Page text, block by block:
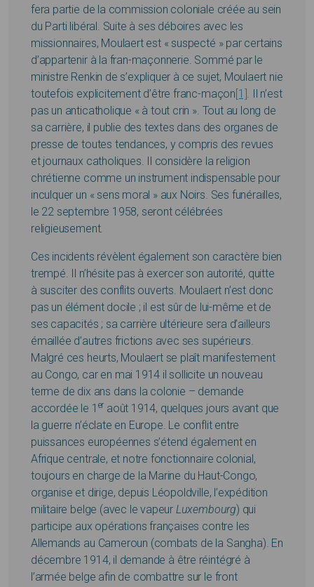
fera partie de la commission coloniale créée au sein
du Parti libéral. Suite à ses déboires avec les
missionnaires, Moulaert est « suspecté » par certains
d’appartenir à la fran-maçonnerie. Sommé par le
ministre Renkin de s’expliquer à ce sujet, Moulaert nie
toutefois explicitement d’être franc-maçon[1] . Il n’est
pas un anticatholique « à tout crin ». Tout au long de
sa carrière, il publie des textes dans des organes de
presse de toutes tendances, y compris des revues
et journaux catholiques. Il considère la religion
chrétienne comme un instrument indispensable pour
inculquer un « sens moral » aux Noirs. Ses funérailles,
le 22 septembre 1958, seront célébrées
religieusement.
Ces incidents révèlent également son caractère bien
trempé. Il n’hésite pas à exercer son autorité, quitte
à susciter des conflits ouverts. Moulaert n’est donc
pas un élément docile ; il est sûr de lui-même et de
ses capacités ; sa carrière ultérieure sera d’ailleurs
émaillée d’autres frictions avec ses supérieurs.
Malgré ces heurts, Moulaert se plaît manifestement
au Congo, car en mai 1914 il sollicite un nouveau
terme de dix ans dans la colonie – demande
accordée le 1 er août 1914, quelques jours avant que
la guerre n’éclate en Europe. Le conflit entre
puissances européennes s’étend également en
Afrique centrale, et notre fonctionnaire colonial,
toujours en charge de la Marine du Haut-Congo,
organise et dirige, depuis Léopoldville, l’expédition
militaire belge (avec le vapeur Luxembourg) qui
participe aux opérations françaises contre les
Allemands au Cameroun (combats de la Sangha). En
décembre 1914, il demande à être réintégré à
l’armée belge afin de combattre sur le front